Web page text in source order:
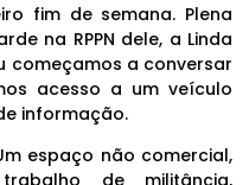
fim de semana. Plena
na RPPN dele, a Linda
começamos a conversar
acesso a um veículo
informação.
espaço não comercial,
de militância,